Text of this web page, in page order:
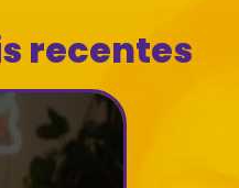
recentes